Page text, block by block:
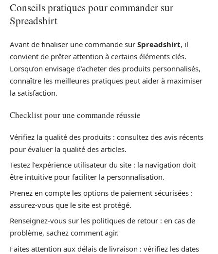
Conseils pratiques pour commander sur
Spreadshirt
Avant de finaliser une commande sur Spreadshirt, il
convient de prêter attention à certains éléments clés.
Lorsqu’on envisage d’acheter des produits personnalisés,
connaître les meilleures pratiques peut aider à maximiser
la satisfaction.
Checklist pour une commande réussie
Vérifiez la qualité des produits : consultez des avis récents
pour évaluer la qualité des articles.
Testez l’expérience utilisateur du site : la navigation doit
être intuitive pour faciliter la personnalisation.
Prenez en compte les options de paiement sécurisées :
assurez-vous que le site est protégé.
Renseignez-vous sur les politiques de retour : en cas de
problème, sachez comment agir.
Faites attention aux délais de livraison : vérifiez les dates